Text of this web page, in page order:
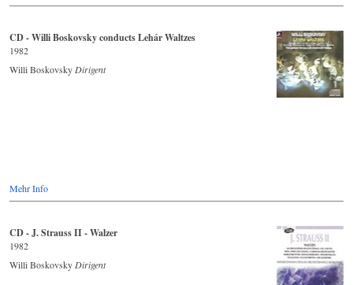
CD - Willi Boskovsky conducts Lehár Waltzes
1982
Willi Boskovsky Dirigent
Mehr Info
CD - J. Strauss II - Walzer
1982
Willi Boskovsky Dirigent